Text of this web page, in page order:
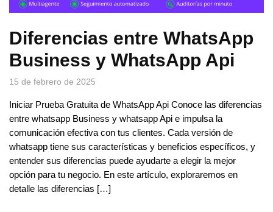
Diferencias entre WhatsApp
Business y WhatsApp Api
15 de febrero de 2025
Iniciar Prueba Gratuita de WhatsApp Api Conoce las diferencias
entre whatsapp Business y whatsapp Api e impulsa la
comunicación efectiva con tus clientes. Cada versión de
whatsapp tiene sus características y beneficios específicos, y
entender sus diferencias puede ayudarte a elegir la mejor
opción para tu negocio. En este artículo, exploraremos en
detalle las diferencias […]